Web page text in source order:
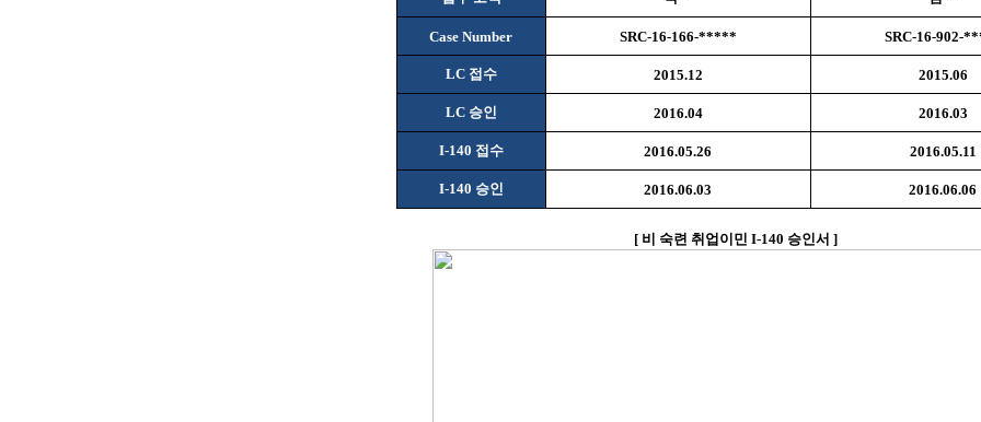
Case Number SRC-16-166-***** SRC-16-902-
LC 접수 2015.12 2015.06
LC 승인 2016.04 2016.03
I-140 접수 2016.05.26 2016.05.11
I-140 승인 2016.06.03 2016.06.06
[ 비 숙련 취업이민 I-140 승인서 ]